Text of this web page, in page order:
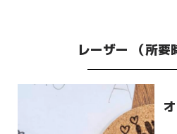
レーザー （所要